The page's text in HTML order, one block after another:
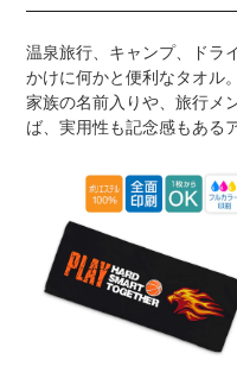
温泉旅行、キャンプ、ドラ
かけに何かと便利なタオル。
家族の名前入りや、旅行メ
ば、実用性も記念感もある